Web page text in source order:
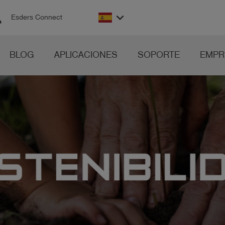
Esders Connect keyboard_arrow_down
BLOG APLICACIONES SOPORTE